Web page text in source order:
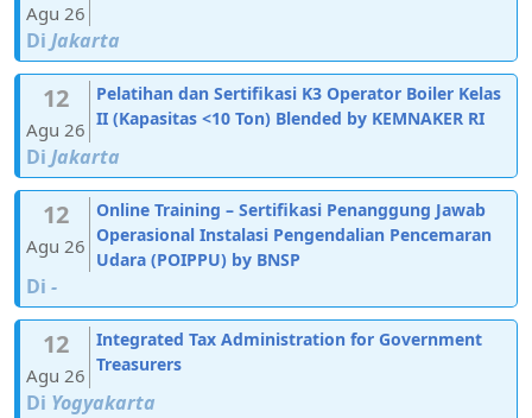
Agu 26
Di Jakarta
12
Agu 26
Pelatihan dan Sertifikasi K3 Operator Boiler Kelas
II (Kapasitas <10 Ton) Blended by KEMNAKER RI
Di Jakarta
12
Agu 26
Online Training – Sertifikasi Penanggung Jawab
Operasional Instalasi Pengendalian Pencemaran
Udara (POIPPU) by BNSP
Di -
12
Agu 26
Integrated Tax Administration for Government
Treasurers
Di Yogyakarta